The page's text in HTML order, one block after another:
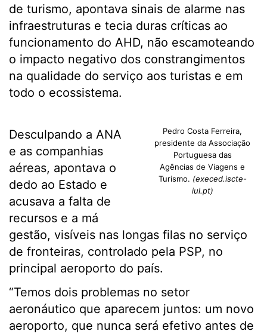
de turismo, apontava sinais de alarme nas
infraestruturas e tecia duras críticas ao
funcionamento do AHD, não escamoteando
o impacto negativo dos constrangimentos
na qualidade do serviço aos turistas e em
todo o ecossistema.
Pedro Costa Ferreira,
presidente da Associação
Portuguesa das
Agências de Viagens e
Turismo. (execed.iscte-
iul.pt)
Desculpando a ANA
e as companhias
aéreas, apontava o
dedo ao Estado e
acusava a falta de
recursos e a má
gestão, visíveis nas longas filas no serviço
de fronteiras, controlado pela PSP, no
principal aeroporto do país.
“Temos dois problemas no setor
aeronáutico que aparecem juntos: um novo
aeroporto, que nunca será efetivo antes de